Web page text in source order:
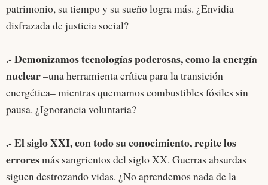
patrimonio, su tiempo y su sueño logra más. ¿Envidia
disfrazada de justicia social?
.- Demonizamos tecnologías poderosas, como la energía
nuclear–una herramienta crítica para la transición
energética– mientras quemamos combustibles fósiles sin
pausa. ¿Ignorancia voluntaria?
.- El siglo XXI, con todo su conocimiento, repite los
erroresmás sangrientos del siglo XX. Guerras absurdas
siguen destrozando vidas. ¿No aprendemos nada de la